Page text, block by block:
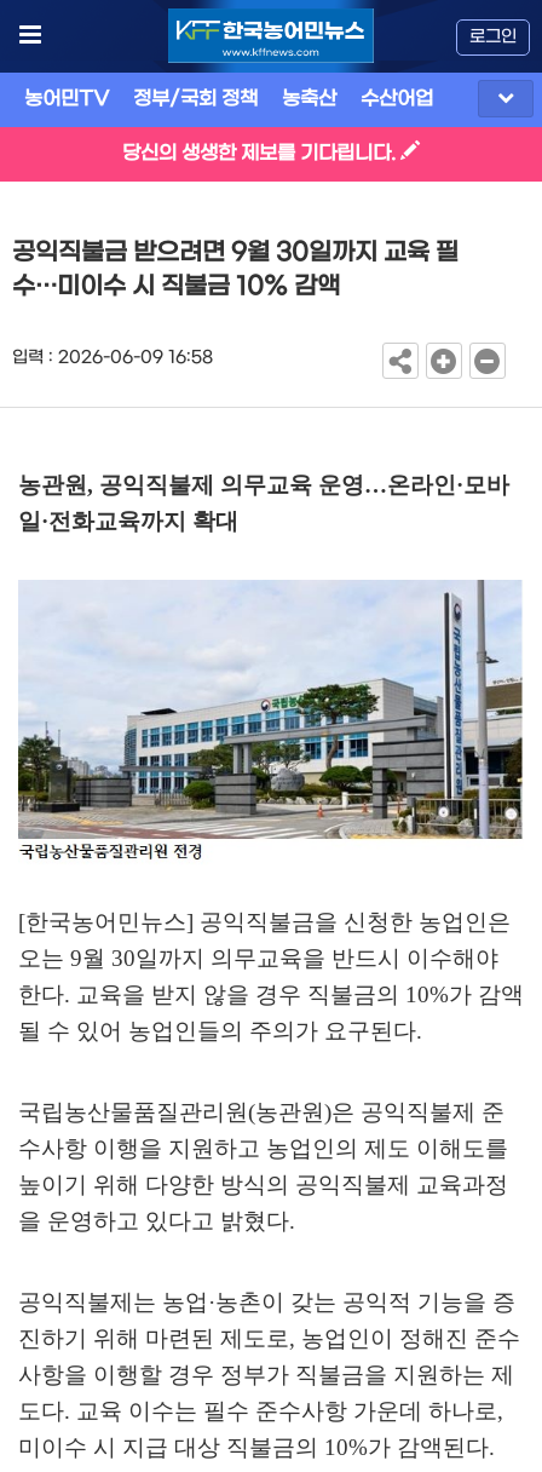
로그인
농어민TV 정부/국회 정책 농축산 수산어업
당신의 생생한 제보를 기다립니다.
공익직불금 받으려면 9월 30일까지 교육 필
수…미이수 시 직불금 10% 감액
입력 : 2026-06-09 16:58
농관원, 공익직불제 의무교육 운영…온라인·모바
일 ·전화교육까지 확대
[한국농어민뉴스] 공익직불금을 신청한 농업인은
오는 9월 30일까지 의무교육을 반드시 이수해야
한다. 교육을 받지 않을 경우 직불금의 10%가 감액
될 수 있어 농업인들의 주의가 요구된다.
국립농산물품질관리원(농관원)은 공익직불제 준
수사항 이행을 지원하고 농업인의 제도 이해도를
높이기 위해 다양한 방식의 공익직불제 교육과정
을 운영하고 있다고 밝혔다.
공익직불제는 농업 ·농촌이 갖는 공익적 기능을 증
진하기 위해 마련된 제도로, 농업인이 정해진 준수
사항을 이행할 경우 정부가 직불금을 지원하는 제
도다. 교육 이수는 필수 준수사항 가운데 하나로,
미이수 시 지급 대상 직불금의 10%가 감액된다.